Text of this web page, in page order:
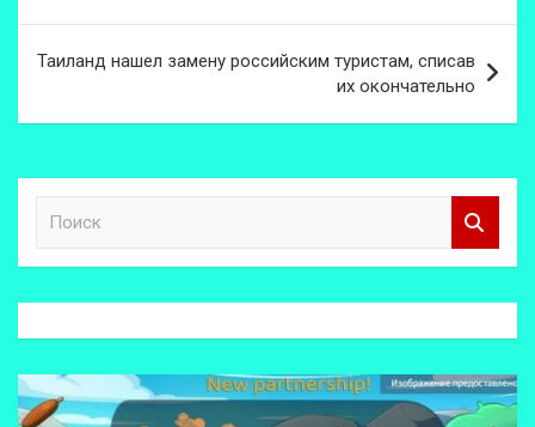
записям
Таиланд нашел замену российским туристам, списав
их окончательно
к